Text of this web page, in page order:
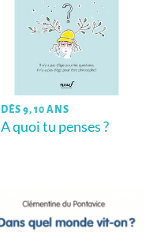
DÈS 9, 10 ANS
A quoi tu penses ?